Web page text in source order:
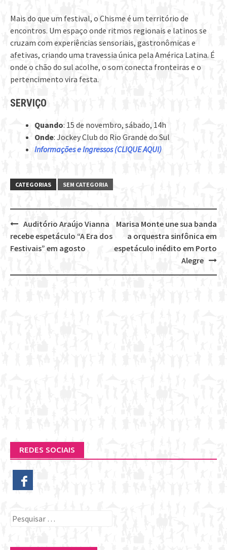
Mais do que um festival, o Chisme é um território de
encontros. Um espaço onde ritmos regionais e latinos se
cruzam com experiências sensoriais, gastronômicas e
afetivas, criando uma travessia única pela América Latina. É
onde o chão do sul acolhe, o som conecta fronteiras e o
pertencimento vira festa.
SERVIÇO
Quando: 15 de novembro, sábado, 14h
Onde: Jockey Club do Rio Grande do Sul
Informações e Ingressos (CLIQUE AQUI)
CATEGORIAS SEM CATEGORIA
Post
navigation
Marisa Monte une sua banda
a orquestra sinfônica em
espetáculo inédito em Porto
Alegre
Auditório Araújo Vianna
recebe espetáculo “A Era dos
Festivais” em agosto
REDES SOCIAIS
Pesquisar